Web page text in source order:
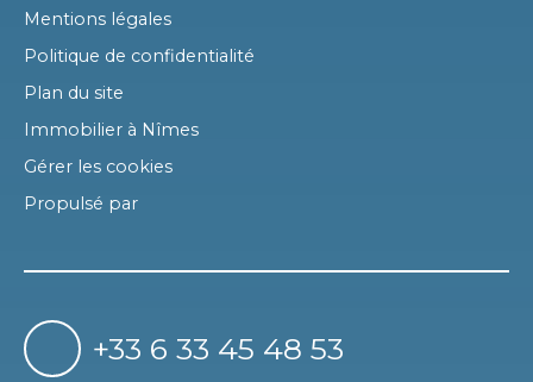
Mentions légales
Politique de confidentialité
Plan du site
Immobilier à Nîmes
Gérer les cookies
Propulsé par
+33 6 33 45 48 53